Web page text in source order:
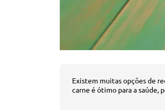
Existem muitas opções de
carne é ótimo para a saúde,